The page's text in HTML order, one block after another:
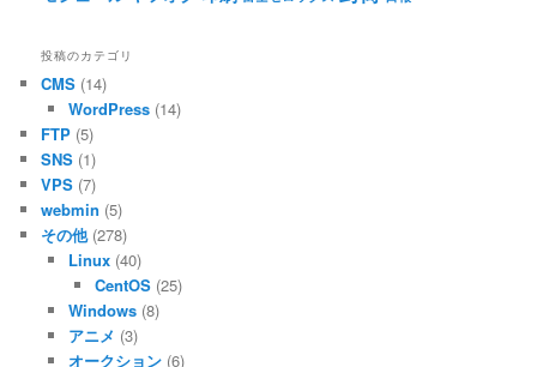
投稿のカテゴリ
CMS (14)
WordPress(14)
FTP (5)
SNS (1)
VPS (7)
webmin (5)
その他(278)
Linux(40)
CentOS (25)
Windows(8)
アニメ (3)
オークション(6)